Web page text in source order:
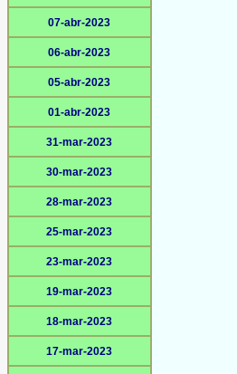
07-abr-2023
06-abr-2023
05-abr-2023
01-abr-2023
31-mar-2023
30-mar-2023
28-mar-2023
25-mar-2023
23-mar-2023
19-mar-2023
18-mar-2023
17-mar-2023